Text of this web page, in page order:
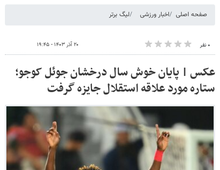
صفحه اصلی اخبار ورزشی لیگ برتر
۰ نفر ۲۰ آذر ۱۴۰۳ - ۱۹:۴۵
عکس | پایان خوش سال درخشان جوئل کوجو؛
ستاره مورد علاقه استقلال جایزه گرفت